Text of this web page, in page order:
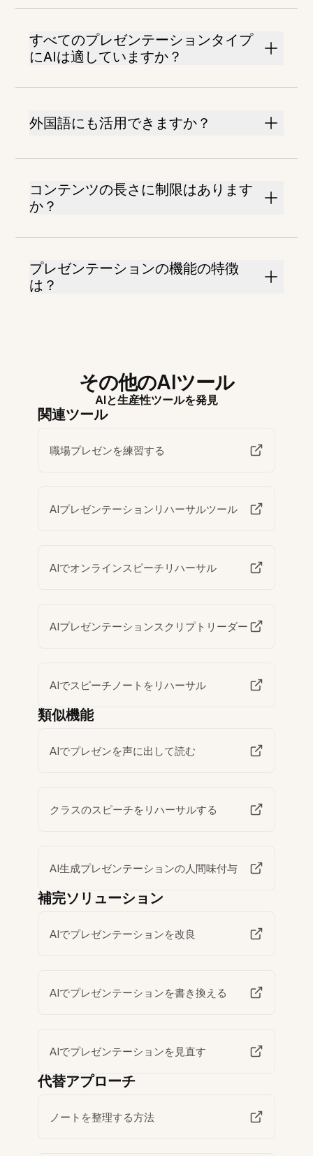
すべてのプレゼンテーションタイプ
にAIは適していますか？
外国語にも活用できますか？
コンテンツの長さに制限はあります
か？
プレゼンテーションの機能の特徴
は？
その他のAIツール
AIと生産性ツールを発見
関連ツール
職場プレゼンを練習する
AIプレゼンテーションリハーサルツール
AIでオンラインスピーチリハーサル
AIプレゼンテーションスクリプトリーダー
AIでスピーチノートをリハーサル
類似機能
AIでプレゼンを声に出して読む
クラスのスピーチをリハーサルする
AI生成プレゼンテーションの人間味付与
補完ソリューション
AIでプレゼンテーションを改良
AIでプレゼンテーションを書き換える
AIでプレゼンテーションを見直す
代替アプローチ
ノートを整理する方法